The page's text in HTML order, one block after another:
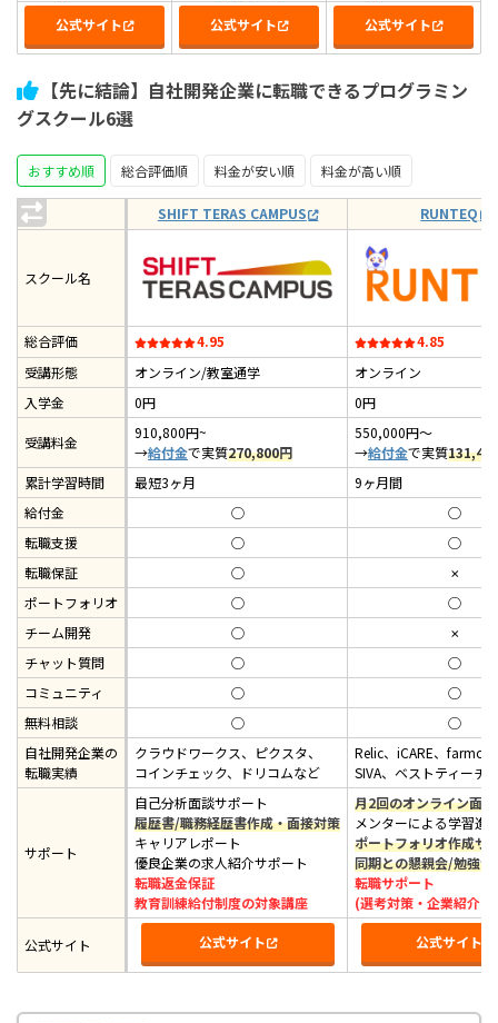
公式サイト 公式サイト 公式サイト
【先に結論】自社開発企業に転職できるプログラミン
グスクール6選
おすすめ順 総合評価順 料金が安い順 料金が高い順
SHIFT TERAS CAMPUS RUNTEQ
スクール名
総合評価 4.95
4.85
受講形態
オンライン/教室通学
オンライン
入学金
0円 0円
受講料金
910,800円~
→給付金で実質270,800円
550,000円〜
→給付金で実質131,400
累計学習時間
最短3ヶ月
9ヶ月間
給付金
◯
◯
転職支援
◯
◯
転職保証
◯
✗
ポートフォリオ
◯
◯
チーム開発
◯
✗
チャット質問
◯
◯
コミュニティ
◯
◯
無料相談
◯
◯
自社開発企業の
転職実績
クラウドワークス、ピクスタ、
コインチェック、ドリコムなど
Relic、iCARE、farmo、
SIVA、ベストティーチ
サポート
自己分析面談サポート
履歴書/職務経歴書作成・面接対策
キャリアレポート
優良企業の求人紹介サポート
転職返金保証
教育訓練給付制度の対象講座
月2回のオンライン面
メンターによる学習進
ポートフォリオ作成サ
同期との懇親会/勉強
転職サポート
(選考対策・企業紹介な
公式サイト 公式サイト 公式サイト